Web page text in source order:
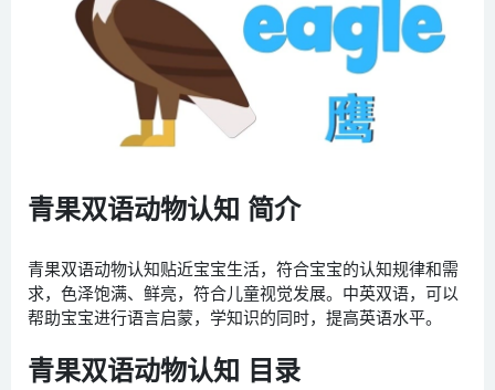
青果双语动物认知 简介
青果双语动物认知贴近宝宝生活，符合宝宝的认知规律和需
求，色泽饱满、鲜亮，符合儿童视觉发展。中英双语，可以
帮助宝宝进行语言启蒙，学知识的同时，提高英语水平。
青果双语动物认知 目录